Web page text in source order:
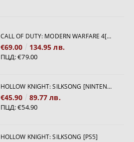
CALL OF DUTY: MODERN WARFARE 4[PS5]
€69.00 134.95 лв.
ПЦД:€79.00
HOLLOW KNIGHT: SILKSONG [NINTENDO SWITCH 2]
€45.90 89.77 лв.
ПЦД:€54.90
HOLLOW KNIGHT: SILKSONG [PS5]